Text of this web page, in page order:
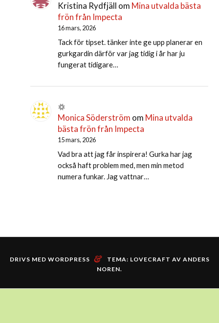
Kristina Rydfjäll om Mina utvalda bästa
frön från Impecta
16 mars, 2026
Tack för tipset. tänker inte ge upp planerar en
gurkgardin därför var jag tidig i år har ju
fungerat tidigare…
Monica Söderström om Mina utvalda
bästa frön från Impecta
15 mars, 2026
Vad bra att jag får inspirera! Gurka har jag
också haft problem med, men min metod
numera funkar. Jag vattnar…
DRIVS MED WORDPRESS & TEMA: LOVECRAFT AV ANDERS
NOREN.